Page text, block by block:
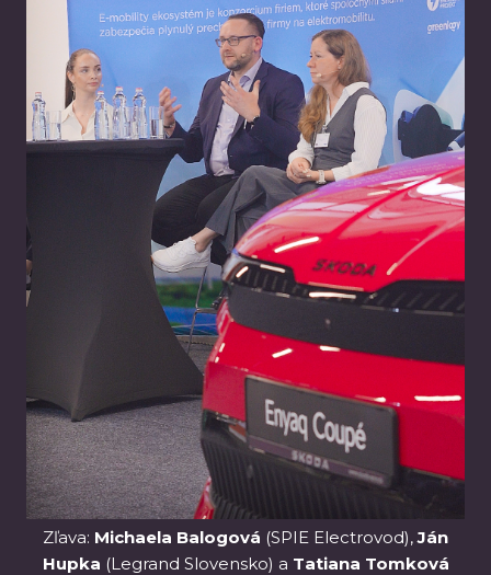
Zľava: Michaela Balogová (SPIE Electrovod),Ján
Hupka (Legrand Slovensko) a Tatiana Tomková